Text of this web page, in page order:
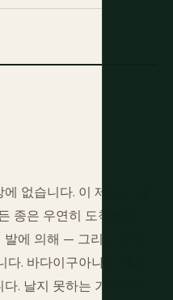
없습니다. 이 제도는 대
종은 우연히 도착했습니
에 의해 — 그리고 수백
. 바다이구아나는 세계
. 날지 못하는 가마우지